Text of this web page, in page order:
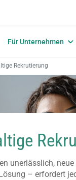
Für Unternehmen
Rekrutierung
unerlässlich,
– erfordert